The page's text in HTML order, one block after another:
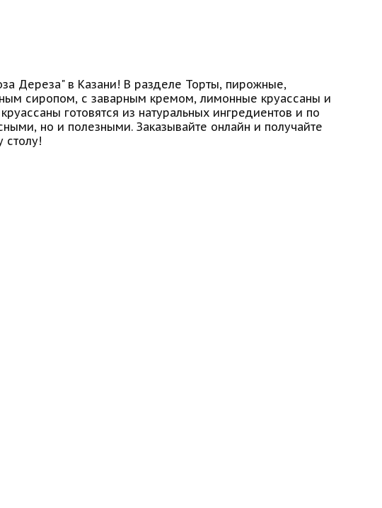
Дереза" в Казани! В разделе Торты, пирожные,
сиропом, с заварным кремом, лимонные круассаны и
готовятся из натуральных ингредиентов и по
но и полезными. Заказывайте онлайн и получайте
столу!